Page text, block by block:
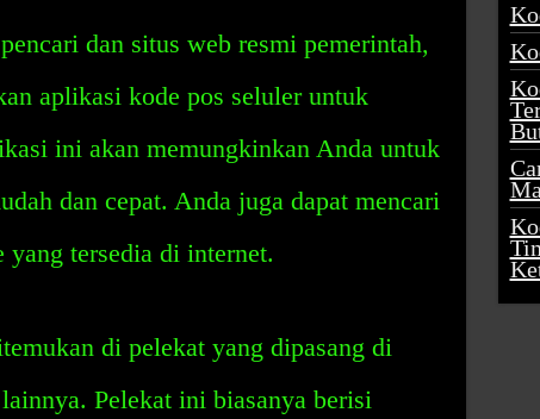
dan situs web resmi pemerintah,
aplikasi kode pos seluler untuk
ini akan memungkinkan Anda untuk
dan cepat. Anda juga dapat mencari
tersedia di internet.
di pelekat yang dipasang di
Pelekat ini biasanya berisi